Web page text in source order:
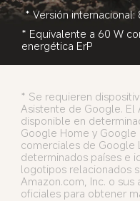
* Versión internacional:
* Equivalente a 60 W
energética ErP
* Se requieren
Asistente de Google.
disponible en
Google Home y Google
comerciales de Google
determinados países e
logotipos relacionados
Amazon.com, Inc. o
oficiales para obtener